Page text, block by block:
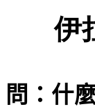
伊
問：什